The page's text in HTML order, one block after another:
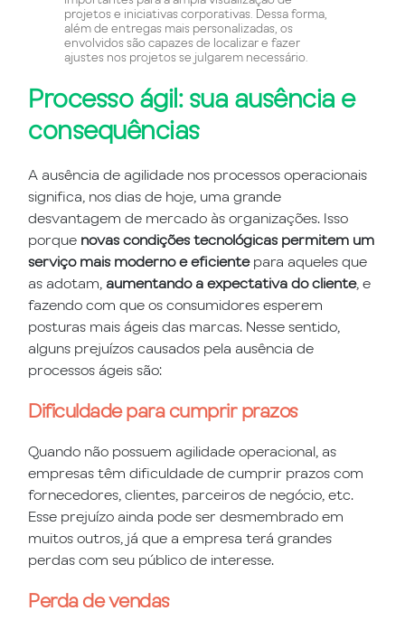
projetos e iniciativas corporativas. Dessa forma,
além de entregas mais personalizadas, os
envolvidos são capazes de localizar e fazer
ajustes nos projetos se julgarem necessário.
Processo ágil: sua ausência e
consequências
A ausência de agilidade nos processos operacionais
significa, nos dias de hoje, uma grande
desvantagem de mercado às organizações. Isso
porque novas condições tecnológicas permitem um
serviço mais moderno e eficientepara aqueles que
as adotam, aumentando a expectativa do cliente, e
fazendo com que os consumidores esperem
posturas mais ágeis das marcas. Nesse sentido,
alguns prejuízos causados pela ausência de
processos ágeis são:
Dificuldade para cumprir prazos
Quando não possuem agilidade operacional, as
empresas têm dificuldade de cumprir prazos com
fornecedores, clientes, parceiros de negócio, etc.
Esse prejuízo ainda pode ser desmembrado em
muitos outros, já que a empresa terá grandes
perdas com seu público de interesse.
Perda de vendas